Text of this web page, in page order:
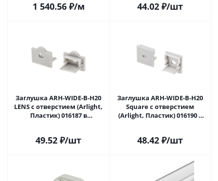
1 540.56₽/м 44.02 ₽/шт
Заглушка ARH-WIDE-B-H20
LENS с отверстием (Arlight,
Пластик) 016187 в
49.52 ₽/шт
Заглушка ARH-WIDE-B-H20
Square с отверстием
(Arlight, Пластик) 016190 в
48.42 ₽/шт